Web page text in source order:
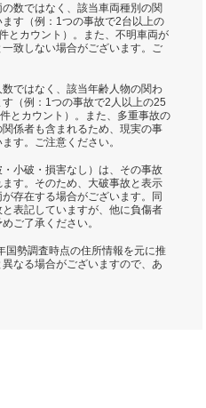
数ではなく、該当車両種別の関
す（例：1つの事故で2台以上の
とカウント）。また、不明車両が
致しない場合がございます。ご
ではなく、該当年齢人物の関わ
（例：1つの事故で2人以上の25
とカウント）。また、多重事故の
係者も含まれるため、現実の事
す。ご注意ください。
小破・損害なし）は、その事故
す。そのため、大破事故と表示
存在する場合がございます。同
表記していますが、他に負傷者
ご了承ください。
国勢調査時点の住所情報を元に推
なる場合がございますので、あ